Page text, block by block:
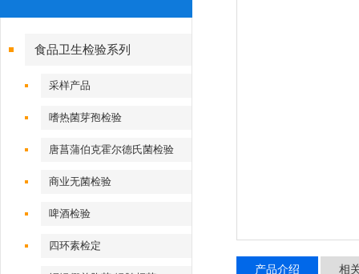
食品卫生检验系列
采样产品
嗜热菌芽孢检验
唐菖蒲伯克霍尔德氏菌检验
商业无菌检验
啤酒检验
四环素检定
产品介绍 相